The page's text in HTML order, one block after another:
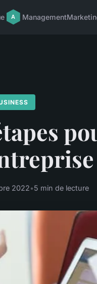
Management
2022•5 min de lecture